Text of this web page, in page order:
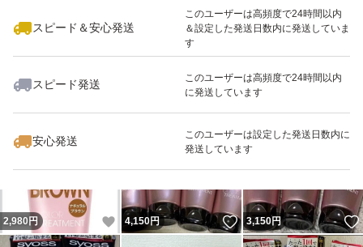
スピード＆安心発送
このユーザーは高頻度で24時間以内
＆設定した発送日数内に発送していま
す
スピード発送
このユーザーは高頻度で24時間以内
に発送しています
安心発送
このユーザーは設定した発送日数内に
発送しています
いいね！
3,150
2,980 円 いいね！
4,150円 いいね！
3,150円